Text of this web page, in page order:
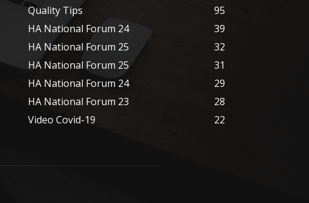
Quality Tips
95
HA National Forum 24
39
HA National Forum 25
32
HA National Forum 25
31
HA National Forum 24
29
HA National Forum 23
28
Video Covid-19
22